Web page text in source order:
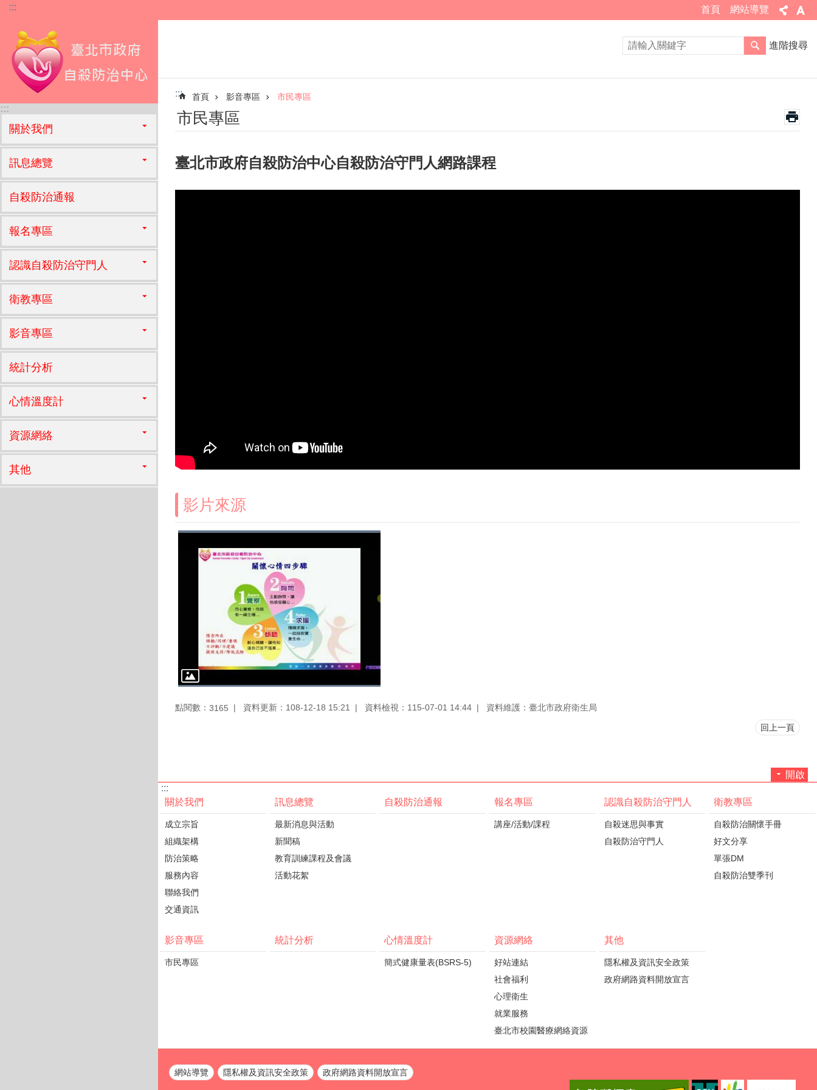
跳到主要內容區塊
::: 首頁 網站導覽
:::
關於我們
訊息總覽
自殺防治通報
報名專區
認識自殺防治守門人
衛教專區
影音專區
統計分析
心情溫度計
資源網絡
其他
進階搜尋
::: 首頁 影音專區 市民專區
市民專區
臺北市政府自殺防治中心自殺防治守門人網路課程
影片來源
點閱數： 3165 資料更新：108-12-18 15:21 資料檢視：115-07-01 14:44 資料維護：臺北市政府衛生局
回上一頁
開啟
:::
關於我們
成立宗旨
組織架構
防治策略
服務內容
聯絡我們
交通資訊
訊息總覽
最新消息與活動
新聞稿
教育訓練課程及會議
活動花絮
自殺防治通報 報名專區
講座/活動/課程
認識自殺防治守門人
自殺迷思與事實
自殺防治守門人
衛教專區
自殺防治關懷手冊
好文分享
單張DM
自殺防治雙季刊
影音專區
市民專區
統計分析 心情溫度計
簡式健康量表(BSRS-5)
資源網絡
好站連結
社會福利
心理衛生
就業服務
臺北市校園醫療網絡資源
其他
隱私權及資訊安全政策
政府網路資料開放宣言
網站導覽 隱私權及資訊安全政策 政府網路資料開放宣言